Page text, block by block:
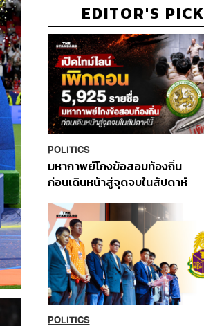
EDITOR'S PICK
POLITICS
มหากาพย์โกงข้อสอบท้องถิ่น
ก่อนเดินหน้าสู่จุดจบในสัปดาห์
POLITICS